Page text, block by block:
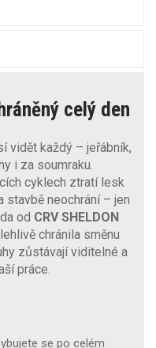
celý den
vidět každý – jeřábník,
i za soumraku.
cyklech ztratí lesk
stavbě neochrání – jen
od CRV SHELDON
chránila směnu
zůstávají viditelné a
práce.
se po celém